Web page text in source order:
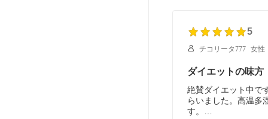
5
チコリータ777 女性
ダイエットの味方
絶賛ダイエット中で
らいました。高温多
す。